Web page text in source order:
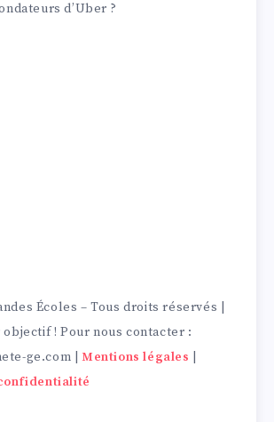
d’Uber ?
Écoles – Tous droits réservés |
objectif ! Pour nous contacter :
ge.com |Mentions légales